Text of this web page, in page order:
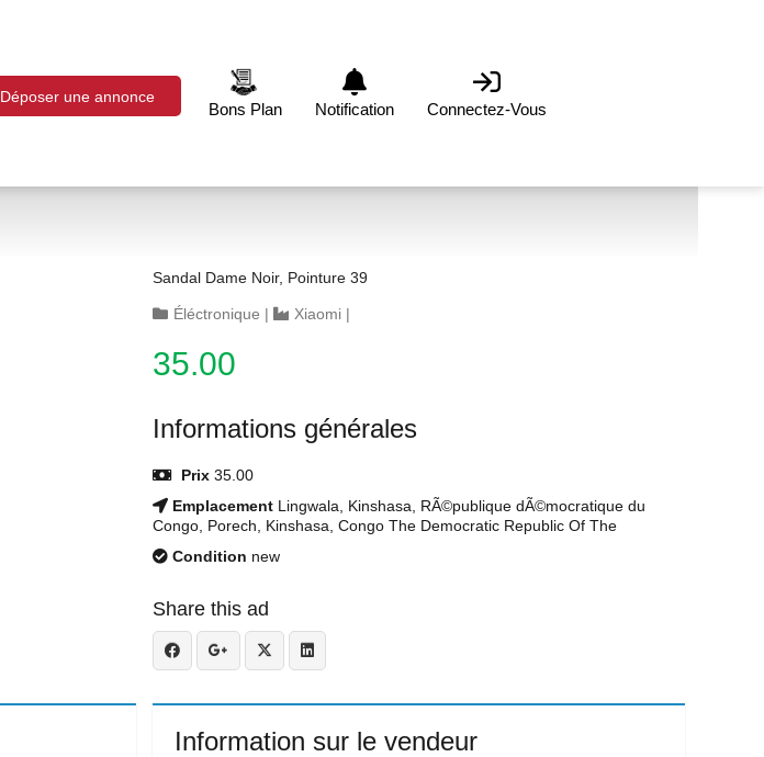
Déposer une annonce
Bons Plan Notification Connectez-Vous
Sandal Dame Noir, Pointure 39
Éléctronique | Xiaomi |
35.00
Informations générales
Prix 35.00
Emplacement Lingwala, Kinshasa, RÃ©publique dÃ©mocratique du
Congo, Porech, Kinshasa, Congo The Democratic Republic Of The
Condition new
Share this ad
Information sur le vendeur